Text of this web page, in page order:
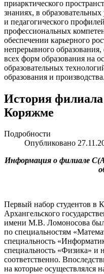
приарктического
знаниях, в
и педагогического
профессиональных
обеспечении карьерного
непрерывного образования,
всех форм образования на
образовательных
образования и производства.
История филиала
Коряжме
Подробности
Опубликовано
Информация о филиале
Первый набор студентов в
Архангельского
имени М.В. Ломоносова был
по специальностям
специальность
специальность «Физика» и
соответственно.
на которые осуществлялся